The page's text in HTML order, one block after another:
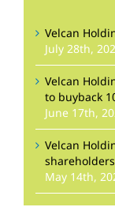
Velcan
July 28th,
Velcan
to buyback
June 17th,
Velcan
shareholders
May 14th,